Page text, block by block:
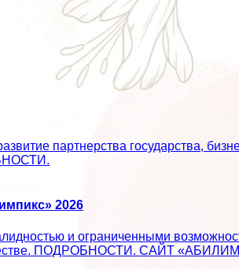
партнерства государства,
2026
и ограниченными
обществе. ПОДРОБНОСТИ. САЙТ